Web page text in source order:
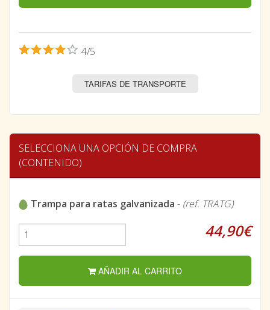
4/5
TARIFAS DE TRANSPORTE
SELECCIONA UNA OPCIÓN DE COMPRA
(CONTENIDO)
Trampa para ratas galvanizada - (ref. TRATG)
44,90€
AÑADIR AL CARRITO